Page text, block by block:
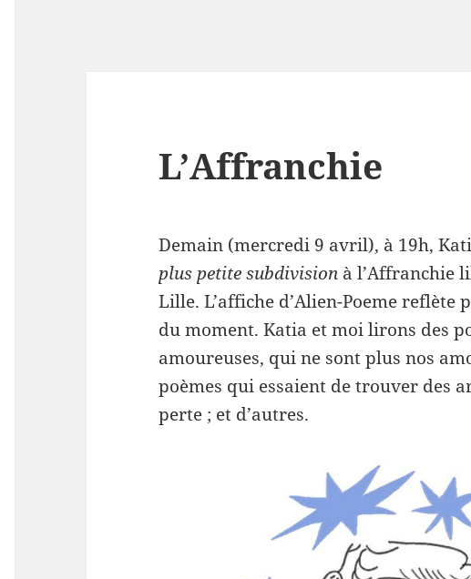
L’Affranchie
Demain (mercredi 9 avril), à 19h,
plus petite subdivision à l’Affranchie
Lille. L’affiche d’Alien-Poeme
du moment. Katia et moi lirons des
amoureuses, qui ne sont plus nos
poèmes qui essaient de trouver des
perte ; et d’autres.